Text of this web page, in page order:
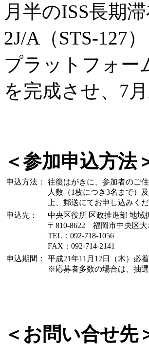
月半のISS長期
2J/A（STS-127
プラットフォー
を完成させ、7
＜参加申込方法
申込方法：
往復はがきに、参加者のご
人数（1枚につき3名まで）
上、郵送にてお申し込みくだ
申込先：
中央区役所 区政推進部 地域
〒810-8622 福岡市中央区大
TEL：092-718-1056
FAX：092-714-2141
申込期間：
平成21年11月12日（木）必着
※応募者多数の場合は、抽選
＜お問い合せ先